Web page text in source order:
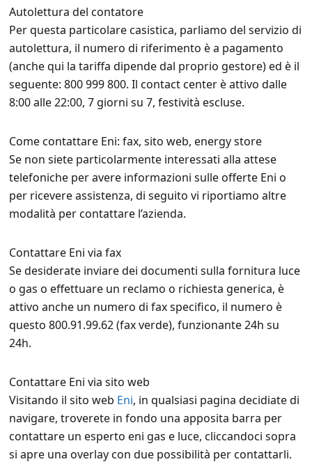
Autolettura del contatore
Per questa particolare casistica, parliamo del servizio di
autolettura, il numero di riferimento è a pagamento
(anche qui la tariffa dipende dal proprio gestore) ed è il
seguente: 800 999 800. Il contact center è attivo dalle
8:00 alle 22:00, 7 giorni su 7, festività escluse.
Come contattare Eni: fax, sito web, energy store
Se non siete particolarmente interessati alla attese
telefoniche per avere informazioni sulle offerte Eni o
per ricevere assistenza, di seguito vi riportiamo altre
modalità per contattare l’azienda.
Contattare Eni via fax
Se desiderate inviare dei documenti sulla fornitura luce
o gas o effettuare un reclamo o richiesta generica, è
attivo anche un numero di fax specifico, il numero è
questo 800.91.99.62 (fax verde), funzionante 24h su
24h.
Contattare Eni via sito web
Visitando il sito web Eni, in qualsiasi pagina decidiate di
navigare, troverete in fondo una apposita barra per
contattare un esperto eni gas e luce, cliccandoci sopra
si apre una overlay con due possibilità per contattarli.